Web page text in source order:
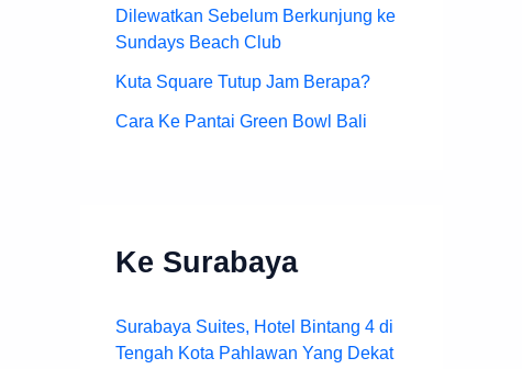
Dilewatkan Sebelum Berkunjung ke
Sundays Beach Club
Kuta Square Tutup Jam Berapa?
Cara Ke Pantai Green Bowl Bali
Ke Surabaya
Surabaya Suites, Hotel Bintang 4 di
Tengah Kota Pahlawan Yang Dekat